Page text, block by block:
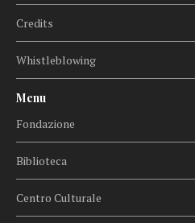
Credits
Whistleblowing
Menu
Fondazione
Biblioteca
Centro Culturale